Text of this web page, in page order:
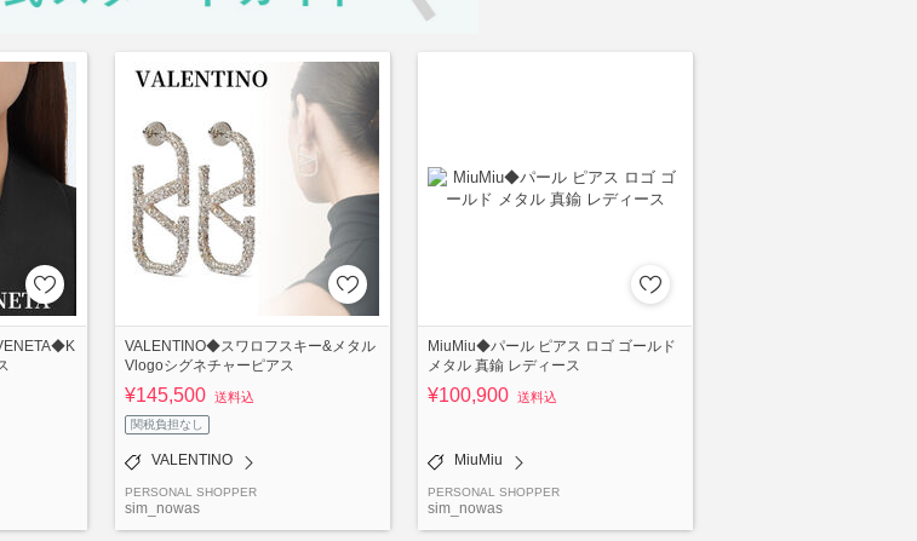
VALENTINO◆スワロフスキー&メタル
Vlogoシグネチャーピアス
¥145,500 送料込
関税負担なし
VALENTINO
PERSONAL SHOPPER
sim_nowas
MiuMiu◆パール ピアス ロゴ ゴールド
メタル 真鍮 レディース
¥100,900 送料込
MiuMiu
PERSONAL SHOPPER
sim_nowas